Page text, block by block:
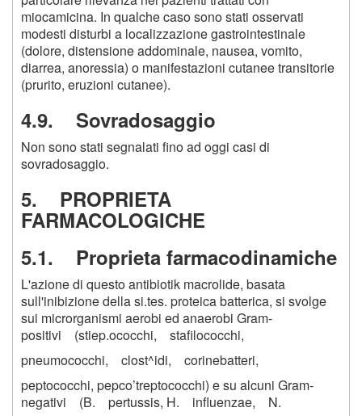
miocamicina. In qualche caso sono stati osservati
modesti disturbi a localizzazione gastrointestinale
(dolore, distensione addominale, nausea, vomito,
diarrea, anoressia) o manifestazioni cutanee transitorie
(prurito, eruzioni cutanee).
4.9. Sovradosaggio
Non sono stati segnalati fino ad oggi casi di
sovradosaggio.
5. PROPRIETA
FARMACOLOGICHE
5.1. Proprieta farmacodinamiche
L'azione di questo antibiotik macrolide, basata
sull'inibizione della si.tes. proteica batterica, si svolge
sui microrganismi aerobi ed anaerobi Gram-
positivi (stiep.ococchi, stafilococchi,
pneumococchi, clost^idi, corinebatteri,
peptococchi, pepco’treptococchi) e su alcuni Gram-
negativi (B. pertussis, H. influenzae, N.